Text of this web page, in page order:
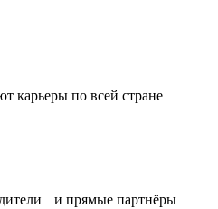
карьеры по всей стране
и прямые партнёры